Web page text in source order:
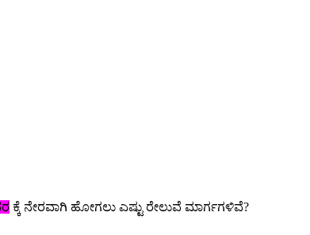
ಕ್ಕೆ ನೇರವಾಗಿ ಹೋಗಲು ಎಷ್ಟು ರೇಲುವೆ ಮಾರ್ಗಗಳಿವೆ?